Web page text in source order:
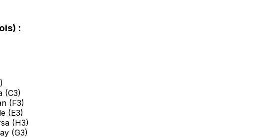
:
(C3)
(F3)
(E3)
(H3)
(G3)